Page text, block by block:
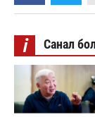
i Санал